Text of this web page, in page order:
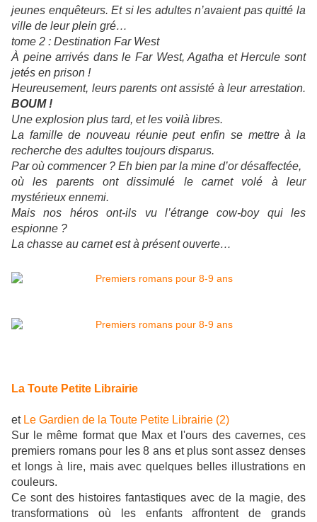
jeunes enquêteurs. Et si les adultes n’avaient pas quitté la
ville de leur plein gré…
tome 2 : Destination Far West
À peine arrivés dans le Far West,Agatha et Hercule sont
jetés en prison !
Heureusement, leurs parents ont assisté à leur arrestation.
BOUM !
Une explosion plus tard, etles voilà libres.
La famille de nouveau réunie peut enfin se mettre à la
recherche des adultes toujours disparus.
Par où commencer ? Eh bien par la mine d’or désaffectée,
où les parents ont dissimulé le carnet volé à leur
mystérieux ennemi.
Mais nos héros ont-ils vu l’étrange cow-boy qui les
espionne ?
La chasse au carnet est à présent ouverte…
La Toute Petite Librairie
et Le Gardien de la Toute Petite Librairie (2)
Sur le même format que Max et l'ours des cavernes, ces
premiers romans pour les 8 ans et plus sont assez denses
et longs à lire, mais avec quelques belles illustrations en
couleurs.
Ce sont des histoires fantastiques avec de la magie, des
transformations où les enfants affrontent de grands